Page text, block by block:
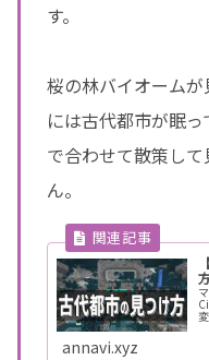
す。
桜の林バイオーム
には古代都市が眠
で合わせて散策し
ん。
annavi.xyz